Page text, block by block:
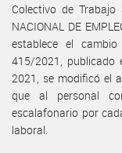
Colectivo de Trabajo
NACIONAL DE
establece el
415/2021, publicado
2021, se modificó el
que al personal
escalafonario por
laboral.